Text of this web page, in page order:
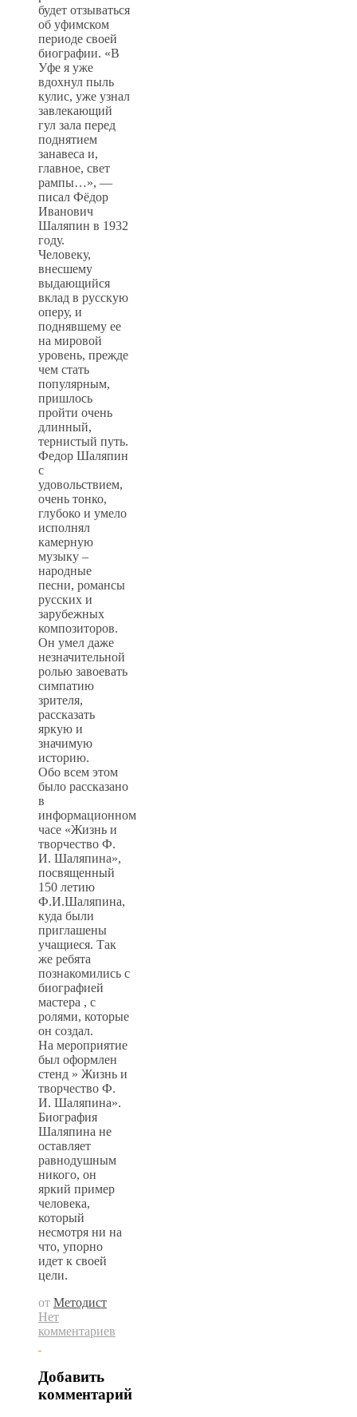
будет отзываться
об уфимском
периоде своей
биографии. «В
Уфе я уже
вдохнул пыль
кулис, уже узнал
завлекающий
гул зала перед
поднятием
занавеса и,
главное, свет
рампы…», —
писал Фёдор
Иванович
Шаляпин в 1932
году.
Человеку,
внесшему
выдающийся
вклад в русскую
оперу, и
поднявшему ее
на мировой
уровень, прежде
чем стать
популярным,
пришлось
пройти очень
длинный,
тернистый путь.
Федор Шаляпин
с
удовольствием,
очень тонко,
глубоко и умело
исполнял
камерную
музыку –
народные
песни, романсы
русских и
зарубежных
композиторов.
Он умел даже
незначительной
ролью завоевать
симпатию
зрителя,
рассказать
яркую и
значимую
историю.
Обо всем этом
было рассказано
в
информационном
часе «Жизнь и
творчество Ф.
И. Шаляпина»,
посвященный
150 летию
Ф.И.Шаляпина,
куда были
приглашены
учащиеся. Так
же ребята
познакомились с
биографией
мастера , с
ролями, которые
он создал.
На мероприятие
был оформлен
стенд » Жизнь и
творчество Ф.
И. Шаляпина».
Биография
Шаляпина не
оставляет
равнодушным
никого, он
яркий пример
человека,
который
несмотря ни на
что, упорно
идет к своей
цели.
от Методист
Нет
комментариев
Добавить
комментарий